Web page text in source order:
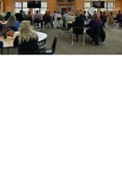
No Caption